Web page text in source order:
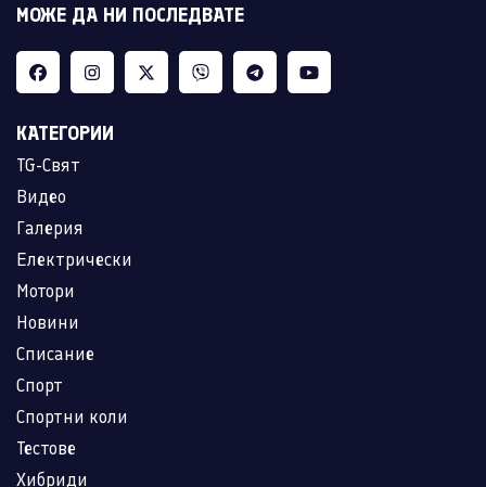
МОЖЕ ДА НИ ПОСЛЕДВАТЕ
КАТЕГОРИИ
TG-Свят
Видео
Галерия
Електрически
Мотори
Новини
Списание
Спорт
Спортни коли
Тестове
Хибриди